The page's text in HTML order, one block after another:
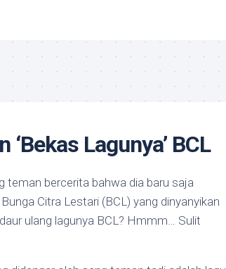
‘Bekas Lagunya’ BCL
teman bercerita bahwa dia baru saja
Citra Lestari (BCL) yang dinyanyikan
ulang lagunya BCL? Hmmm… Sulit